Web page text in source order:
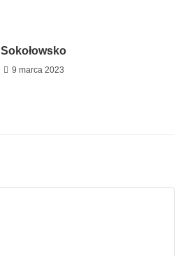
Sokołowsko
9 marca 2023